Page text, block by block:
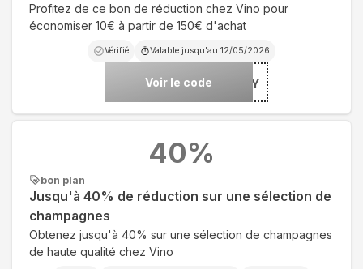
Profitez de ce bon de réduction chez Vino pour
économiser 10€ à partir de 150€ d'achat
Vérifié Valable jusqu'au 12/05/2026
Voir le code***52TY
bon plan
Jusqu'à 40% de réduction sur une sélection de
champagnes
Obtenez jusqu'à 40% sur une sélection de champagnes
de haute qualité chez Vino
40%